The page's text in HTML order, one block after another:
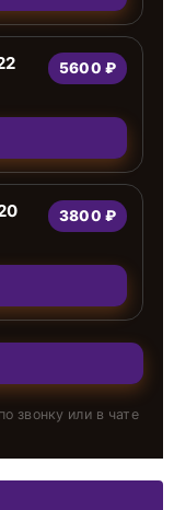
5600 ₽
3800 ₽
звонку или в чате